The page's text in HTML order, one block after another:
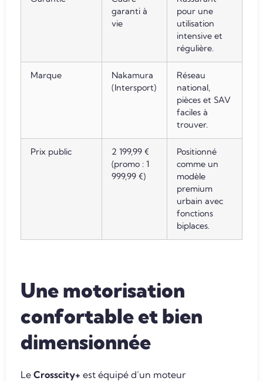
garanti à
vie
pour une
utilisation
intensive et
régulière.
Marque
Nakamura
(Intersport)
Réseau
national,
pièces et SAV
faciles à
trouver.
Prix public
2 199,99 €
(promo : 1
999,99 €)
Positionné
comme un
modèle
premium
urbain avec
fonctions
biplaces.
Une motorisation
confortable et bien
dimensionnée
Le Crosscity+ est équipé d’un moteur